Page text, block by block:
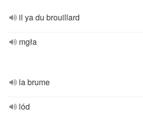
il ya du brouillard
mgła
la brume
lód